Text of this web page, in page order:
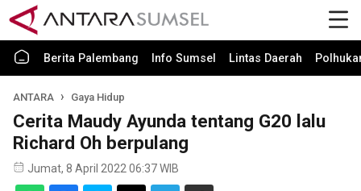
Berita Palembang Info Sumsel Lintas Daerah
ANTARA Gaya Hidup
Cerita Maudy Ayunda tentang G20 lalu
Richard Oh berpulang
Jumat, 8 April 2022 06:37 WIB